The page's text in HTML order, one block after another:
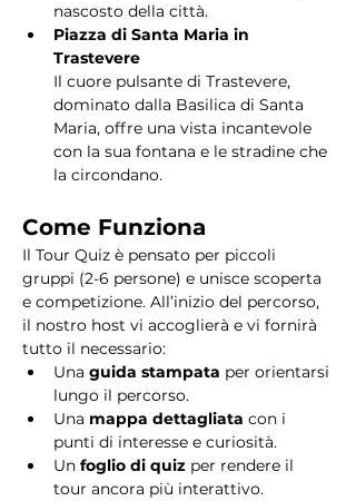
nascosto della città.
Piazza di Santa Maria in
Trastevere
Il cuore pulsante di Trastevere,
dominato dalla Basilica di Santa
Maria, offre una vista incantevole
con la sua fontana e le stradine che
la circondano.
Come Funziona
Il Tour Quiz è pensato per piccoli
gruppi (2-6 persone) e unisce scoperta
e competizione. All’inizio del percorso,
il nostro host vi accoglierà e vi fornirà
tutto il necessario:
Una guida stampata per orientarsi
lungo il percorso.
Una mappa dettagliata con i
punti di interesse e curiosità.
Un foglio di quiz per rendere il
tour ancora più interattivo.